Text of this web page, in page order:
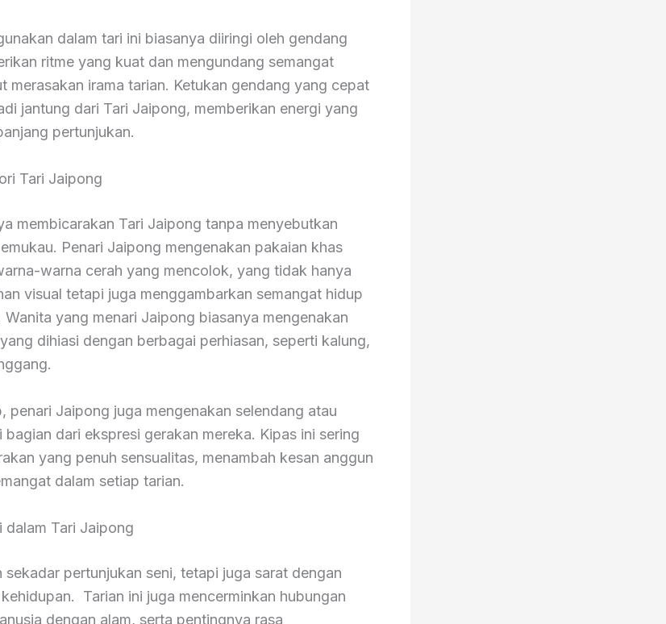
dalam tari ini biasanya diiringi oleh gendang
ritme yang kuat dan mengundang semangat
merasakan irama tarian. Ketukan gendang yang cepat
jantung dari Tari Jaipong, memberikan energi yang
pertunjukan.
Tari Jaipong
membicarakan Tari Jaipong tanpa menyebutkan
Penari Jaipong mengenakan pakaian khas
warna cerah yang mencolok, yang tidak hanya
visual tetapi juga menggambarkan semangat hidup
Wanita yang menari Jaipong biasanya mengenakan
dihiasi dengan berbagai perhiasan, seperti kalung,
penari Jaipong juga mengenakan selendang atau
bagian dari ekspresi gerakan mereka. Kipas ini sering
yang penuh sensualitas, menambah kesan anggun
dalam setiap tarian.
Tari Jaipong
sekadar pertunjukan seni, tetapi juga sarat dengan
Tarian ini juga mencerminkan hubungan
dengan alam, serta pentingnya rasa